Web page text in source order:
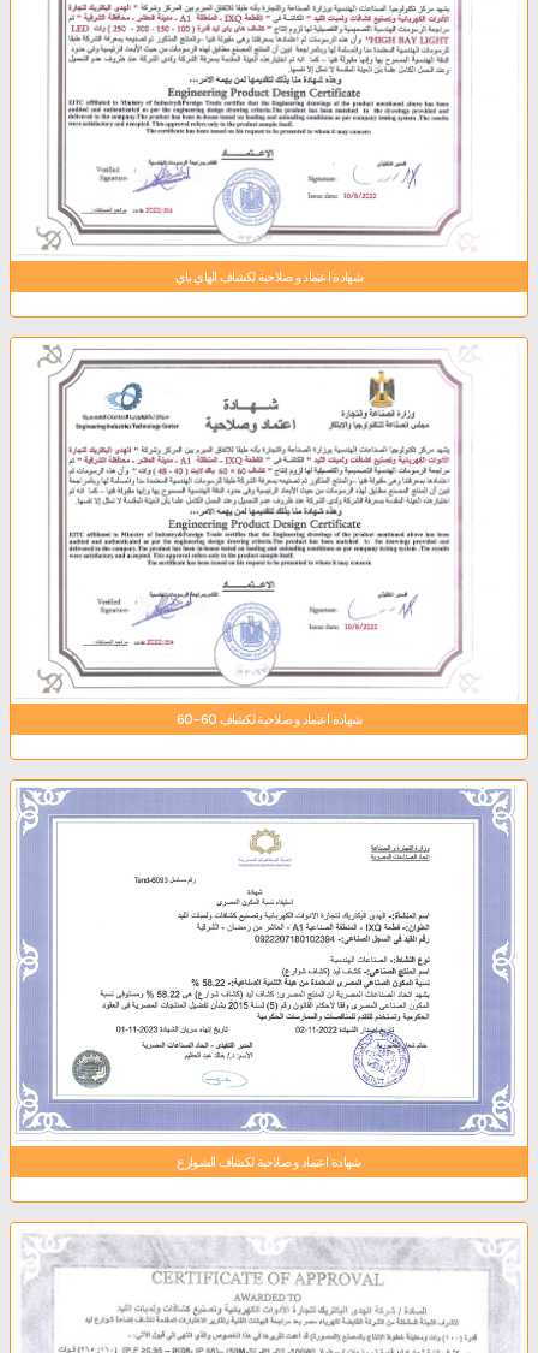
شهادة اعتماد و صلاحية لكشاف الهاي باي
شهادة اعتماد و صلاحية لكشاف 60-60
شهادة اعتماد و صلاحية لكشاف الشوارع